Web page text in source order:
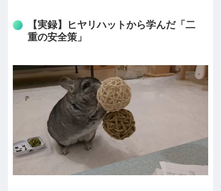
【実録】ヒヤリハットから学んだ「二
重の安全策」